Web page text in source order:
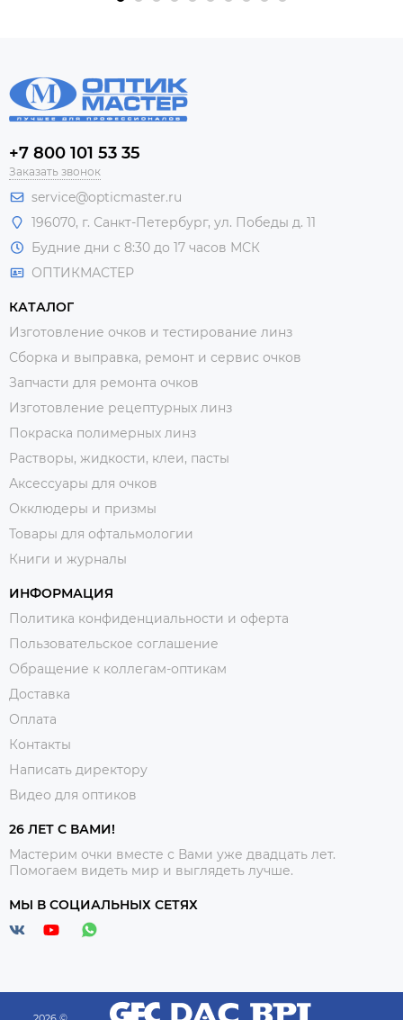
+7 800 101 53 35
Заказать звонок
service@opticmaster.ru
196070, г. Санкт-Петербург, ул. Победы д. 11
Будние дни с 8:30 до 17 часов МСК
ОПТИКМАСТЕР
КАТАЛОГ
Изготовление очков и тестирование линз
Сборка и выправка, ремонт и сервис очков
Запчасти для ремонта очков
Изготовление рецептурных линз
Покраска полимерных линз
Растворы, жидкости, клеи, пасты
Аксессуары для очков
Окклюдеры и призмы
Товары для офтальмологии
Книги и журналы
ИНФОРМАЦИЯ
Политика конфиденциальности и оферта
Пользовательское соглашение
Обращение к коллегам-оптикам
Доставка
Оплата
Контакты
Написать директору
Видео для оптиков
26 ЛЕТ С ВАМИ!
Мастерим очки вместе с Вами уже двадцать лет.
Помогаем видеть мир и выглядеть лучше.
МЫ В СОЦИАЛЬНЫХ СЕТЯХ